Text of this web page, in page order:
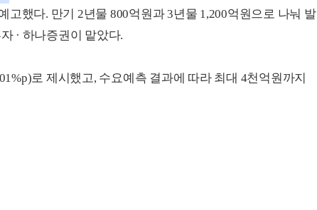
고했다. 만기 2년물 800억원과 3년물 1,200억원으로 나눠 발
· 하나증권이 맡았다.
로 제시했고, 수요예측 결과에 따라 최대 4천억원까지